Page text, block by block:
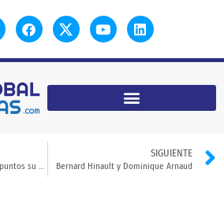
El PSOE amplía a casi diez puntos su ventaja sobre el PP
SIGUIENTE
Bernard Hinault y Dominique Arnaud